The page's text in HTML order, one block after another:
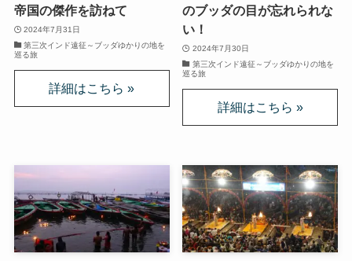
独ソ戦・冷戦下の世界
レーニン・スターリン時代のソ連の歴史
独ソ戦～ソ連とナチスの絶滅戦争
冷戦世界の歴史・思想・文学に学ぶ
現代ロシアとロシア・ウクライナ戦争
帝国の傑作を訪ねて
2024年7月31日
第三次インド遠征～ブッダゆかりの地を
巡る旅
のブッダの目が忘れられな
い！
2024年7月30日
第三次インド遠征～ブッダゆかりの地を
巡る旅